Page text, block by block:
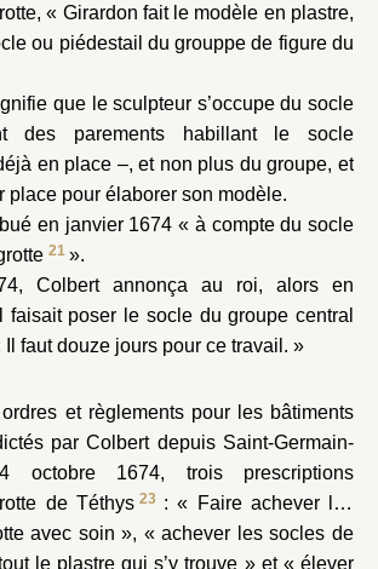
« Girardon fait le modèle en plastre,
ou piédestail du grouppe de figure du
que le sculpteur s’occupe du socle
des parements habillant le socle
en place –, et non plus du groupe, et
place pour élaborer son modèle.
en janvier 1674 « à compte du socle
21».
Colbert annonça au roi, alors en
faisait poser le socle du groupe central
faut douze jours pour ce travail. »
et règlements pour les bâtiments
par Colbert depuis Saint-Germain-
octobre 1674, trois prescriptions
de Téthys 23: « Faire achever les
avec soin », « achever les socles de
le plastre qui s’y trouve » et « élever